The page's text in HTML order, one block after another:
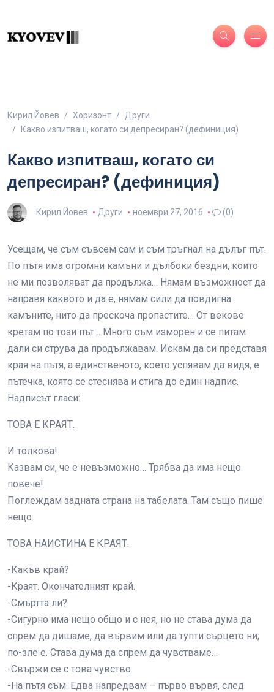
Кирил Йовев Хоризонт
Други
Какво изпитваш, когато си депресиран? (дефиниция)
Какво изпитваш, когато си
депресиран? (дефиниция)
Кирил Йовев Други ноември 27, 2016 (0)
Усещам, че съм съвсем сам и съм тръгнал на дълъг път.
По пътя има огромни камъни и дълбоки бездни, които
не ми позволяват да продължа… Нямам възможност да
направя каквото и да е, нямам сили да повдигна
камъните, нито да прескоча пропастите… От векове
кретам по този път… Много съм изморен и се питам
дали си струва да продължавам. Искам да си представя
края на пътя, а единственото, което успявам да видя, е
пътечка, която се стеснява и стига до един надпис.
Надписът гласи:
ТОВА Е КРАЯТ.
И толкова!
Казвам си, че е невъзможно… Трябва да има нещо
повече!
Поглеждам задната страна на табелата. Там също пише
нещо.
ТОВА НАИСТИНА Е КРАЯТ.
-Какъв край?
-Краят. Окончателният край.
-Смъртта ли?
-Сигурно има нещо общо и с нея, но не става дума да
спрем да дишаме, да вървим или да тупти сърцето ни;
по-зле е. Става дума да спрем да чувстваме…
-Свържи се с това чувство.
-На пътя съм. Едва напредвам – първо вървя, след